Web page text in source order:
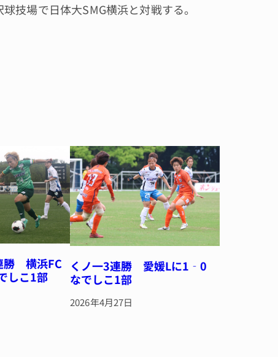
技場で日体大SMG横浜と対戦する。
勝 横浜FC
しこ1部
くノ一3連勝 愛媛Lに1‐0
なでしこ1部
2026年4月27日